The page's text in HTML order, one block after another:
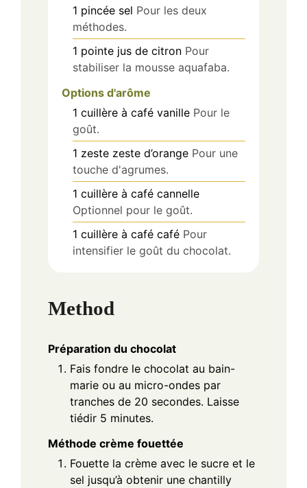
1 pincée sel Pour les deux
méthodes.
1 pointe jus de citron Pour
stabiliser la mousse aquafaba.
Options d'arôme
1 cuillère à café vanille Pour le
goût.
1 zeste zeste d’orange Pour une
touche d'agrumes.
1 cuillère à café cannelle
Optionnel pour le goût.
1 cuillère à café café Pour
intensifier le goût du chocolat.
Method
Préparation du chocolat
Fais fondre le chocolat au bain-
marie ou au micro-ondes par
tranches de 20 secondes. Laisse
tiédir 5 minutes.
Méthode crème fouettée
Fouette la crème avec le sucre et le
sel jusqu’à obtenir une chantilly